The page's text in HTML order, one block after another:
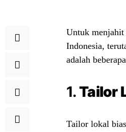
Untuk menjahit
Indonesia,
adalah
1.Tailor
Tailor lokal